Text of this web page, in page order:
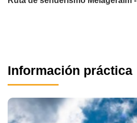
Información práctica